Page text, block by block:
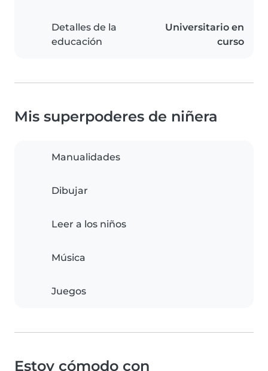
Detalles de la
educación
Universitario en
curso
Mis superpoderes de niñera
Manualidades
Dibujar
Leer a los niños
Música
Juegos
Estoy cómodo con